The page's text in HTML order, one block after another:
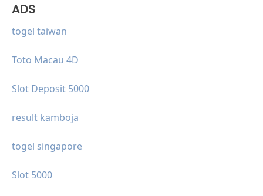
ADS
togel taiwan
Toto Macau 4D
Slot Deposit 5000
result kamboja
togel singapore
Slot 5000